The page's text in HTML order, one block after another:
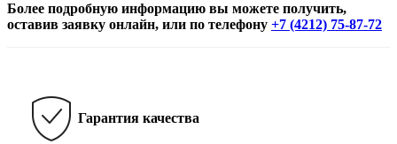
Более подробную информацию вы можете получить,
оставив заявку онлайн, или по телефону +7 (4212) 75-87-72
Гарантия качества